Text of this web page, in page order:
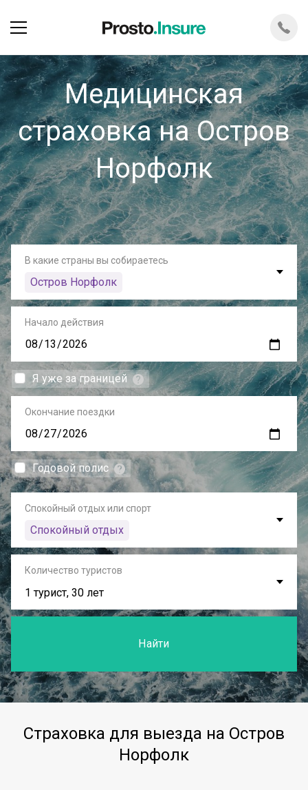
Медицинская
страховка на Остров
Норфолк
В какие страны вы собираетесь
Остров Норфолк
Начало действия
Я уже за границей
Окончание поездки
Годовой полис
Спокойный отдых или спорт
Спокойный отдых
Количество туристов
1 турист, 30 лет
Найти
Страховка для выезда на Остров
Норфолк